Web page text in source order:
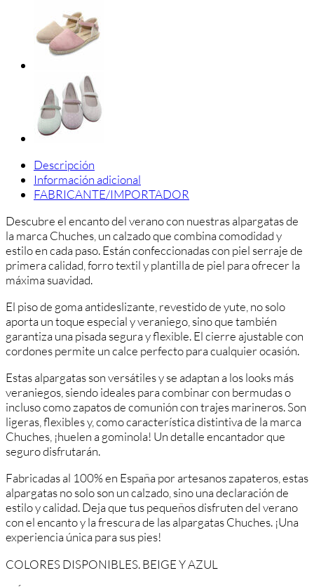
con
Cordones
cantidad
Descripción
Información adicional
FABRICANTE/IMPORTADOR
Descubre el encanto del verano con nuestras alpargatas de
la marca Chuches, un calzado que combina comodidad y
estilo en cada paso. Están confeccionadas con piel serraje de
primera calidad, forro textil y plantilla de piel para ofrecer la
máxima suavidad.
El piso de goma antideslizante, revestido de yute, no solo
aporta un toque especial y veraniego, sino que también
garantiza una pisada segura y flexible. El cierre ajustable con
cordones permite un calce perfecto para cualquier ocasión.
Estas alpargatas son versátiles y se adaptan a los looks más
veraniegos, siendo ideales para combinar con bermudas o
incluso como zapatos de comunión con trajes marineros. Son
ligeras, flexibles y, como característica distintiva de la marca
Chuches, ¡huelen a gominola! Un detalle encantador que
seguro disfrutarán.
Fabricadas al 100% en España por artesanos zapateros, estas
alpargatas no solo son un calzado, sino una declaración de
estilo y calidad. Deja que tus pequeños disfruten del verano
con el encanto y la frescura de las alpargatas Chuches. ¡Una
experiencia única para sus pies!
COLORES DISPONIBLES. BEIGE Y AZUL